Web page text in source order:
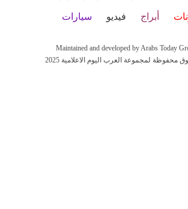
أبراج فيديو سيارات
Maintained and developed by Arabs Today